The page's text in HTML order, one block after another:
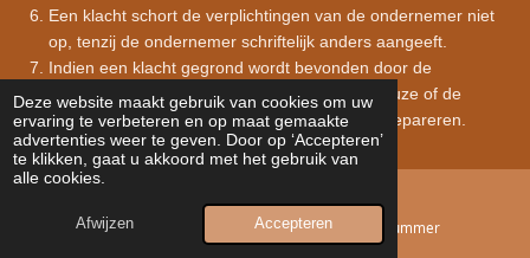
Deze website maakt gebruik van cookies om uw
ervaring te verbeteren en op maat gemaakte
advertenties weer te geven. Door op ‘Accepteren’
te klikken, gaat u akkoord met het gebruik van
alle cookies.
Afwijzen Accepteren
Een klacht schort de verplichtingen van de ondernemer niet
op, tenzij de ondernemer schriftelijk anders aangeeft.
Indien een klacht gegrond wordt bevonden door de
ondernemer, zal de ondernemer naar haar keuze of de
geleverde producten kosteloos vervangen of repareren.
E-mailadres
Telefoonnummer